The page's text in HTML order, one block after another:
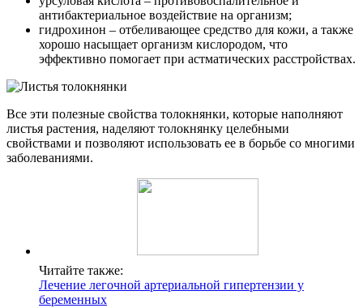
антибактериальное воздействие на организм;
гидрохинон – отбеливающее средство для кожи, а также
хорошо насыщает организм кислородом, что
эффективно помогает при астматических расстройствах.
Все эти полезные свойства толокнянки, которые наполняют
листья растения, наделяют толокнянку целебными
свойствами и позволяют использовать ее в борьбе со многими
заболеваниями.
Читайте также:
Лечение легочной артериальной гипертензии у
беременных